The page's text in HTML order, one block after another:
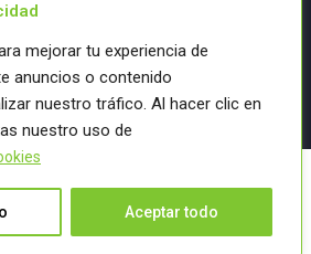
mejorar tu experiencia de
anuncios o contenido
nuestro tráfico. Al hacer clic en
nuestro uso de
Aceptar todo
2025 Century Media. All
Rights Reserved